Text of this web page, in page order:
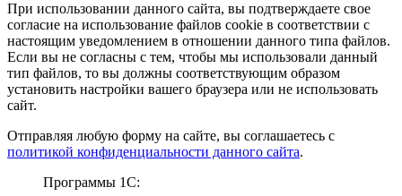
При использовании данного сайта, вы подтверждаете свое
согласие на использование файлов cookie в соответствии с
настоящим уведомлением в отношении данного типа файлов.
Если вы не согласны с тем, чтобы мы использовали данный
тип файлов, то вы должны соответствующим образом
установить настройки вашего браузера или не использовать
сайт.
Отправляя любую форму на сайте, вы соглашаетесь с
политикой конфиденциальности данного сайта.
Программы 1С: